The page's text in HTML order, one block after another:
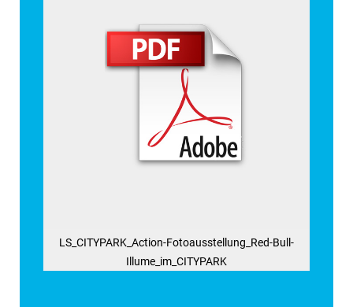
LS_CITYPARK_Action-Fotoausstellung_Red-Bull-
Illume_im_CITYPARK